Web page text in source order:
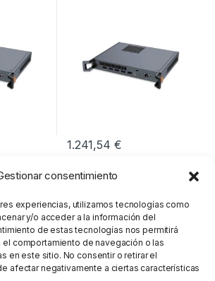
consentimiento
experiencias, utilizamos tecnologías como
y/o acceder a la información del
de estas tecnologías nos permitirá
comportamiento de navegación o las
en este sitio. No consentir o retirar el
afectar negativamente a ciertas características
1.241,54 €
los 6 resultados